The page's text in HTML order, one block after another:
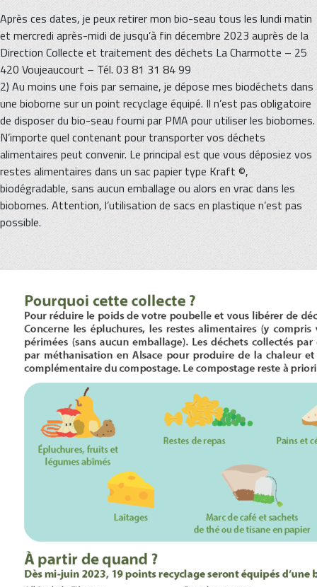
Après ces dates, je peux retirer mon bio-seau tous les lundi matin
et mercredi après-midi de jusqu’à fin décembre 2023 auprès de la
Direction Collecte et traitement des déchets La Charmotte – 25
420 Voujeaucourt – Tél. 03 81 31 84 99
2) Au moins une fois par semaine, je dépose mes biodéchets dans
une bioborne sur un point recyclage équipé. Il n’est pas obligatoire
de disposer du bio-seau fourni par PMA pour utiliser les biobornes.
N’importe quel contenant pour transporter vos déchets
alimentaires peut convenir. Le principal est que vous déposiez vos
restes alimentaires dans un sac papier type Kraft ©,
biodégradable, sans aucun emballage ou alors en vrac dans les
biobornes. Attention, l’utilisation de sacs en plastique n’est pas
possible.